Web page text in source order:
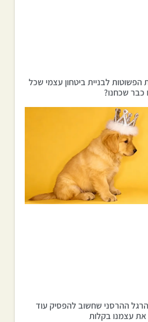
הפשוטות לבניית ביטחון עצמי שכל
כבר שכחנו?
ההרסני שחשוב להפסיק עוד
את עצמנו בקלות